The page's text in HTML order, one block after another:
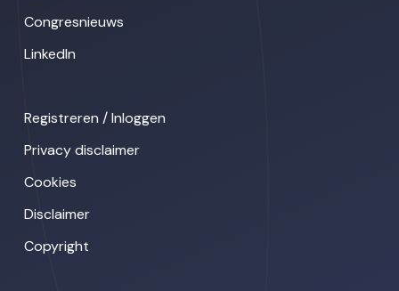
Congresnieuws
LinkedIn
Registreren / Inloggen
Privacy disclaimer
Cookies
Disclaimer
Copyright